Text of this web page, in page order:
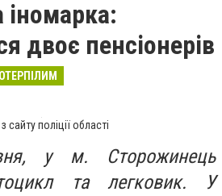
двоє пенсіонерів
сайту поліції області
у м. Сторожинець
та легковик. У